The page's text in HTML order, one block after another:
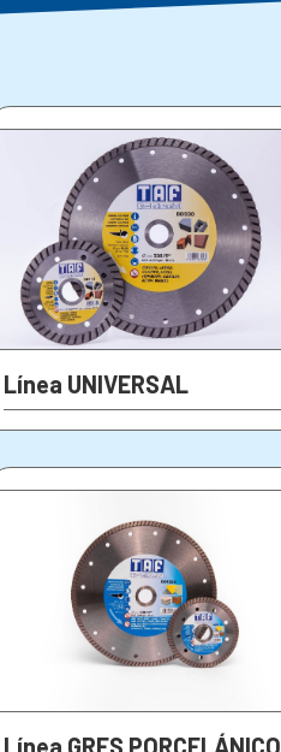
Línea UNIVERSAL
Línea GRES PORCELÁNICO